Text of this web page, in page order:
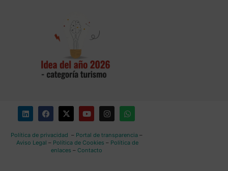
Política de privacidad – Portal de transparencia–
Aviso Legal – Política de Cookies – Política de
enlaces – Contacto